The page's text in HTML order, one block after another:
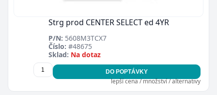
Strg prod CENTER SELECT ed 4YR
P/N: 5608M3TCX7
Číslo: #48675
Sklad: Na dotaz
DO POPTÁVKY
lepší cena / množství / alternativy